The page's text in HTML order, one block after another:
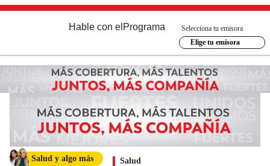
Hable con el Programa
Selecciona tu emisora
Elige tu emisora
Salud y algo más Salud